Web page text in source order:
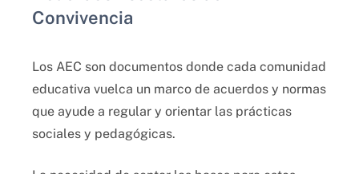
Convivencia
Los AEC son documentos donde cada comunidad
educativa vuelca un marco de acuerdos y normas
que ayude a regular y orientar las prácticas
sociales y pedagógicas.